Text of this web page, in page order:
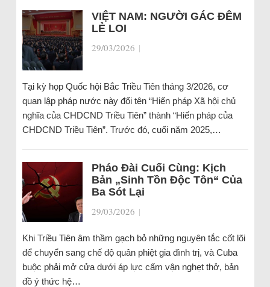
VIỆT NAM: NGƯỜI GÁC ĐÊM
LẺ LOI
29/03/2026 |
Tại kỳ họp Quốc hội Bắc Triều Tiên tháng 3/2026, cơ
quan lập pháp nước này đổi tên “Hiến pháp Xã hội chủ
nghĩa của CHDCND Triều Tiên” thành “Hiến pháp của
CHDCND Triều Tiên”. Trước đó, cuối năm 2025,…
Pháo Đài Cuối Cùng: Kịch
Bản „Sinh Tồn Độc Tôn“ Của
Ba Sót Lại
29/03/2026 |
Khi Triều Tiên âm thầm gạch bỏ những nguyên tắc cốt lõi
để chuyển sang chế độ quân phiệt gia đình trị, và Cuba
buộc phải mở cửa dưới áp lực cấm vận nghẹt thở, bản
đồ ý thức hệ…